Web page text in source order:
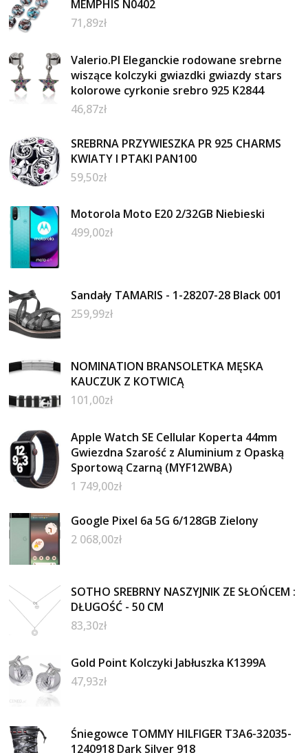
MEMPHIS N0402
71,89zł
Valerio.Pl Eleganckie rodowane srebrne
wiszące kolczyki gwiazdki gwiazdy stars
kolorowe cyrkonie srebro 925 K2844
46,87zł
SREBRNA PRZYWIESZKA PR 925 CHARMS
KWIATY I PTAKI PAN100
59,50zł
Motorola Moto E20 2/32GB Niebieski
499,00zł
Sandały TAMARIS - 1-28207-28 Black 001
259,99zł
NOMINATION BRANSOLETKA MĘSKA
KAUCZUK Z KOTWICĄ
101,00zł
Apple Watch SE Cellular Koperta 44mm
Gwiezdna Szarość z Aluminium z Opaską
Sportową Czarną (MYF12WBA)
1 749,00zł
Google Pixel 6a 5G 6/128GB Zielony
2 068,00zł
SOTHO SREBRNY NASZYJNIK ZE SŁOŃCEM :
DŁUGOŚĆ - 50 CM
83,30zł
Gold Point Kolczyki Jabłuszka K1399A
47,93zł
Śniegowce TOMMY HILFIGER T3A6-32035-
1240918 Dark Silver 918